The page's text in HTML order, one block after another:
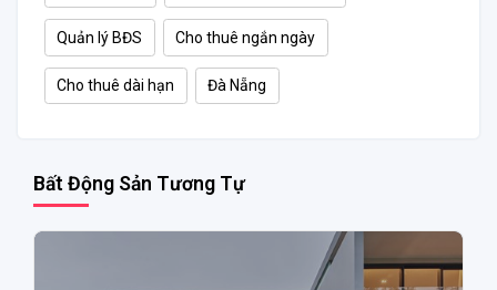
Quản lý BĐS Cho thuê ngắn ngày
Cho thuê dài hạn Đà Nẵng
Bất Động Sản Tương Tự